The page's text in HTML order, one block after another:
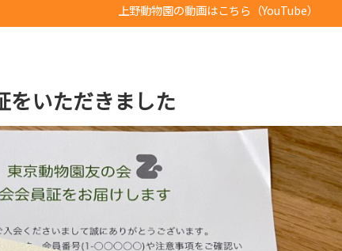
上野動物園の動画はこちら（YouTube）
をいただきました